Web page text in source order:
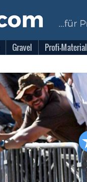
Gravel Profi-Material